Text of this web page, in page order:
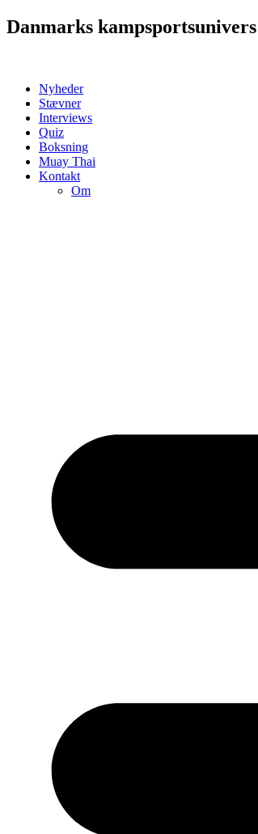
Videre
til
Danmarks kampsportsunivers
Nyheder
Stævner
Interviews
Quiz
Boksning
Muay Thai
Kontakt
Om